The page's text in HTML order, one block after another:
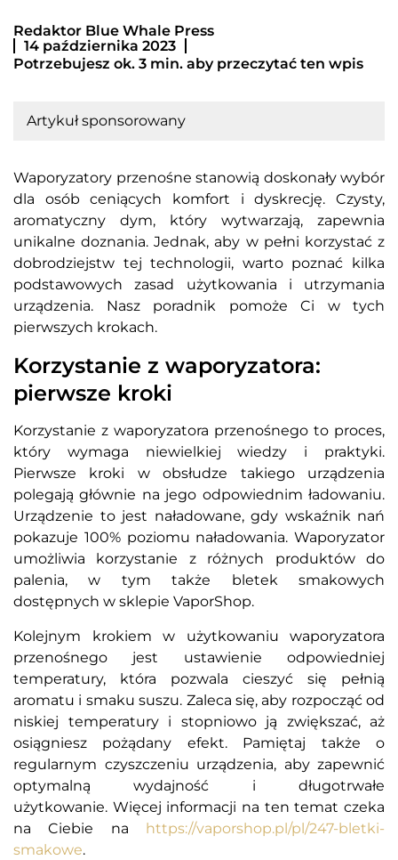
Redaktor Blue Whale Press
14 października 2023
Potrzebujesz ok. 3 min. aby przeczytać ten wpis
Artykuł sponsorowany
Waporyzatory przenośne stanowią doskonały wybór
dla osób ceniących komfort i dyskrecję. Czysty,
aromatyczny dym, który wytwarzają, zapewnia
unikalne doznania. Jednak, aby w pełni korzystać z
dobrodziejstw tej technologii, warto poznać kilka
podstawowych zasad użytkowania i utrzymania
urządzenia. Nasz poradnik pomoże Ci w tych
pierwszych krokach.
Korzystanie z waporyzatora:
pierwsze kroki
Korzystanie z waporyzatora przenośnego to proces,
który wymaga niewielkiej wiedzy i praktyki.
Pierwsze kroki w obsłudze takiego urządzenia
polegają głównie na jego odpowiednim ładowaniu.
Urządzenie to jest naładowane, gdy wskaźnik nań
pokazuje 100% poziomu naładowania. Waporyzator
umożliwia korzystanie z różnych produktów do
palenia, w tym także bletek smakowych
dostępnych w sklepie VaporShop.
Kolejnym krokiem w użytkowaniu waporyzatora
przenośnego jest ustawienie odpowiedniej
temperatury, która pozwala cieszyć się pełnią
aromatu i smaku suszu. Zaleca się, aby rozpocząć od
niskiej temperatury i stopniowo ją zwiększać, aż
osiągniesz pożądany efekt. Pamiętaj także o
regularnym czyszczeniu urządzenia, aby zapewnić
optymalną wydajność i długotrwałe
użytkowanie. Więcej informacji na ten temat czeka
na Ciebie na
https://vaporshop.pl/pl/247-bletki-
smakowe.